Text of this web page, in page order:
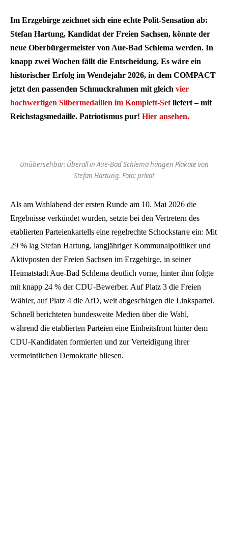
Im Erzgebirge zeichnet sich eine echte Polit-Sensation ab:
Stefan Hartung, Kandidat der Freien Sachsen, könnte der
neue Oberbürgermeister von Aue-Bad Schlema werden. In
knapp zwei Wochen fällt die Entscheidung. Es wäre ein
historischer Erfolg im Wendejahr 2026, in dem COMPACT
jetzt den passenden Schmuckrahmen mit gleich vier
hochwertigen Silbermedaillen im Komplett-Set liefert – mit
Reichstagsmedaille. Patriotismus pur! Hier ansehen.
Unübersehbar: Überall in Aue-Bad Schlema hängen Plakate von
Stefan Hartung. Foto: privat
Als am Wahlabend der ersten Runde am 10. Mai 2026 die
Ergebnisse verkündet wurden, setzte bei den Vertretern des
etablierten Parteienkartells eine regelrechte Schockstarre ein: Mit
29 % lag Stefan Hartung, langjähriger Kommunalpolitiker und
Aktivposten der Freien Sachsen im Erzgebirge, in seiner
Heimatstadt Aue-Bad Schlema deutlich vorne, hinter ihm folgte
mit knapp 24 % der CDU-Bewerber. Auf Platz 3 die Freien
Wähler, auf Platz 4 die AfD, weit abgeschlagen die Linkspartei.
Schnell berichteten bundesweite Medien über die Wahl,
während die etablierten Parteien eine Einheitsfront hinter dem
CDU-Kandidaten formierten und zur Verteidigung ihrer
vermeintlichen Demokratie bliesen.